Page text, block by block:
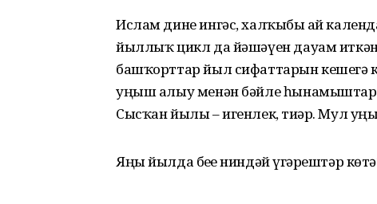
Ислам дине ингәс, халҡыбыҙ ай
йыллыҡ цикл да йәшәүен дауам
башҡорттар йыл сифаттарын кешегә
уңыш алыу менән бәйле һынамыштар
Сысҡан йылы – игенлек, тиҙәр. Мул
Яңы йылда беҙҙе ниндәй үҙгәрештәр